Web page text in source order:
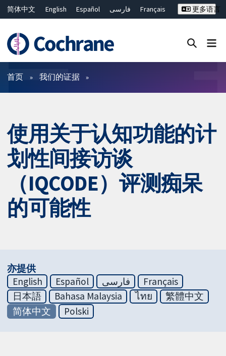
简体中文 English Español فارسی
Français
ไทย
繁體中文
更多语言
过滤
首页 我们的证据
使用关于认知功能的计
划性间接访谈
（IQCODE）评测痴呆
的可能性
亦提供
English
Español فارسی
Français
日本語
Bahasa Malaysia ไทย
繁體中文
简体中文
Polski